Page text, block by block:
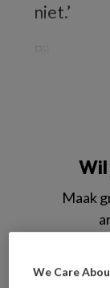
niet.’
Maak
We Care